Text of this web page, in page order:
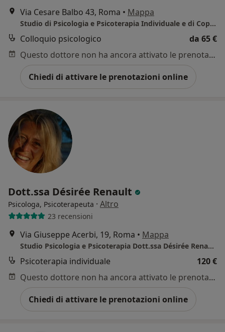
Via Cesare Balbo 43, Roma • Mappa
Studio di Psicologia e Psicoterapia Individuale e di Coppia - Roma
Colloquio psicologico
da 65 €
Questo dottore non ha ancora attivato le prenotazioni online presso questo indirizzo.
Chiedi di attivare le prenotazioni online
Dott.ssa Désirée Renault
Psicologa, Psicoterapeuta · Altro
23 recensioni
Via Giuseppe Acerbi, 19, Roma • Mappa
Studio Psicologia e Psicoterapia Dott.ssa Désirée Renault - tariffa definibile in base al tipo di prestazione
Psicoterapia individuale
120 €
Questo dottore non ha ancora attivato le prenotazioni online presso questo indirizzo.
Chiedi di attivare le prenotazioni online